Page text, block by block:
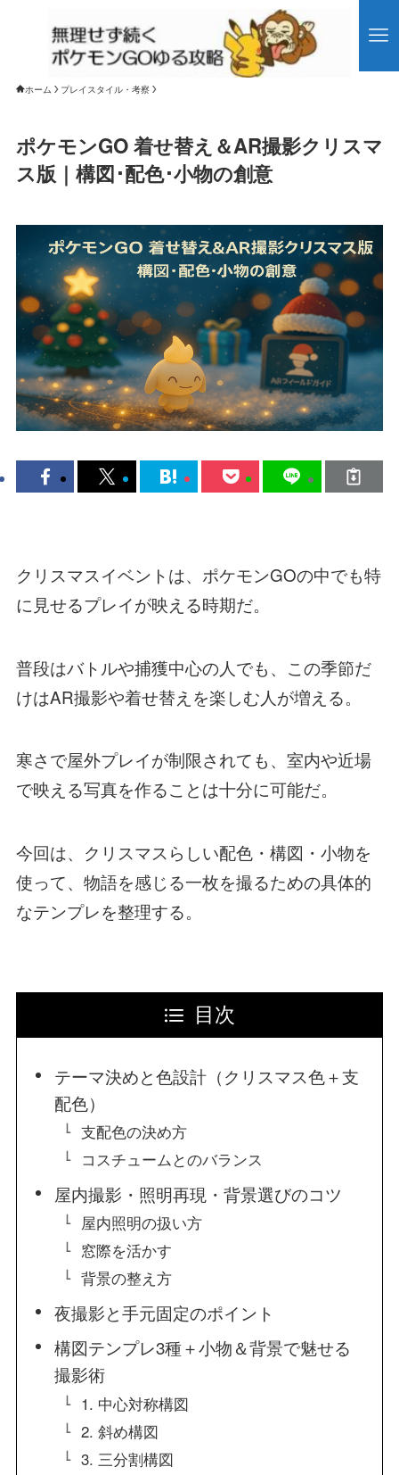
ホーム プレイスタイル・考察
ポケモンGO 着せ替え＆AR撮影クリスマ
ス版｜構図･配色･小物の創意
クリスマスイベントは、ポケモンGOの中でも特
に見せるプレイが映える時期だ。
普段はバトルや捕獲中心の人でも、この季節だ
けはAR撮影や着せ替えを楽しむ人が増える。
寒さで屋外プレイが制限されても、室内や近場
で映える写真を作ることは十分に可能だ。
今回は、クリスマスらしい配色・構図・小物を
使って、物語を感じる一枚を撮るための具体的
なテンプレを整理する。
目次
テーマ決めと色設計（クリスマス色＋支
配色）
支配色の決め方
コスチュームとのバランス
屋内撮影・照明再現・背景選びのコツ
屋内照明の扱い方
窓際を活かす
背景の整え方
夜撮影と手元固定のポイント
構図テンプレ3種＋小物＆背景で魅せる
撮影術
1. 中心対称構図
2. 斜め構図
3. 三分割構図